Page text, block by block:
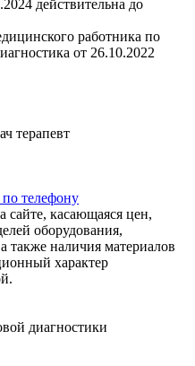
действительна до
работника по
от 26.10.2022
по телефону
сайте, касающаяся цен,
оборудования,
также наличия материалов
характер
диагностики